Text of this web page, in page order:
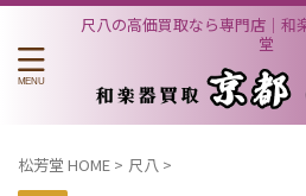
尺八の高価買取なら専門店｜和
堂
松芳堂 HOME > 尺八 >